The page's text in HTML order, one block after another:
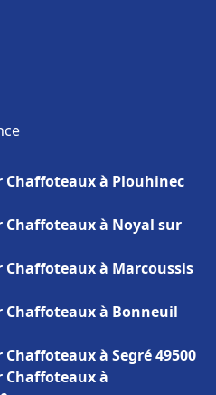
à Plouhinec
à Noyal sur
à Marcoussis
à Bonneuil
à Segré 49500
à